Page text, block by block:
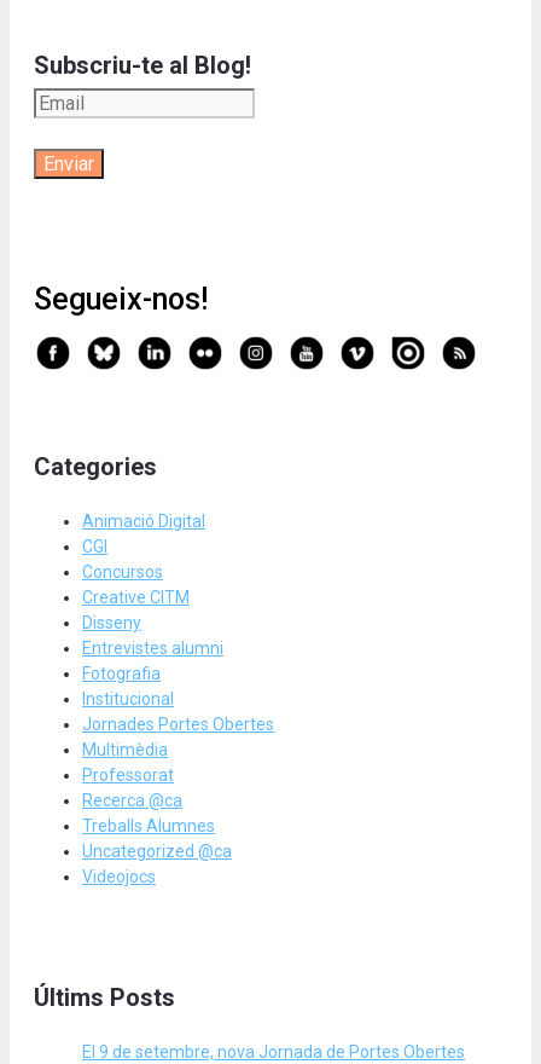
Subscriu-te al Blog!
Segueix-nos!
Categories
Animació Digital
CGI
Concursos
Creative CITM
Disseny
Entrevistes alumni
Fotografia
Institucional
Jornades Portes Obertes
Multimèdia
Professorat
Recerca @ca
Treballs Alumnes
Uncategorized @ca
Videojocs
Últims Posts
El 9 de setembre, nova Jornada de Portes Obertes